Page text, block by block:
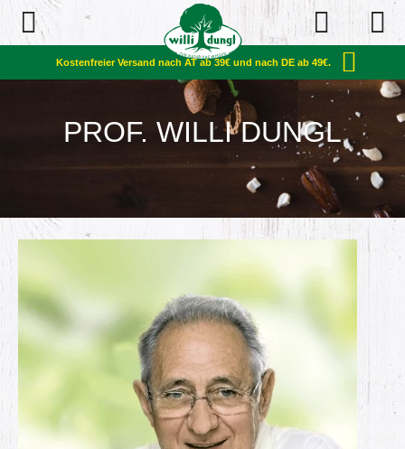
Open Navigation
Kostenfreier Versand nach AT ab 39€ und nach DE ab 49€.
PROF. WILLI DUNGL